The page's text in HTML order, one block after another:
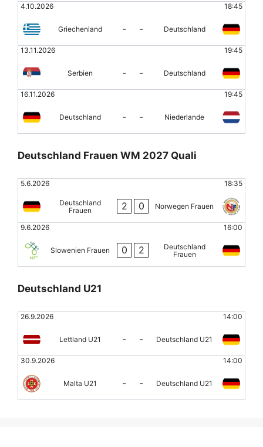
4.10.2026 18:45
Griechenland - - Deutschland
13.11.2026 19:45
Serbien - - Deutschland
16.11.2026 19:45
Deutschland - - Niederlande
Deutschland Frauen WM 2027 Quali
5.6.2026 18:35
Deutschland
Frauen
2 0 Norwegen Frauen
9.6.2026 16:00
Slowenien Frauen 0 2
Deutschland
Frauen
Deutschland U21
26.9.2026 14:00
Lettland U21 - - Deutschland U21
30.9.2026 14:00
Malta U21 - - Deutschland U21